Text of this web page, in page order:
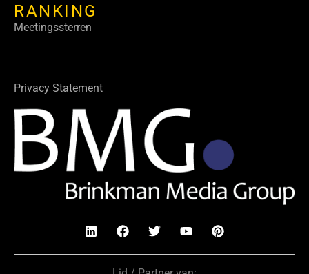
RANKING
Meetingssterren
Privacy Statement